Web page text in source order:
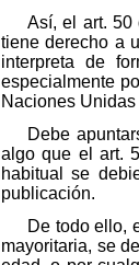
Así, el art. 50
tiene derecho a
interpreta de
especialmente
Naciones
Debe
algo que el art.
habitual se
publicación.
De todo ello,
mayoritaria, se